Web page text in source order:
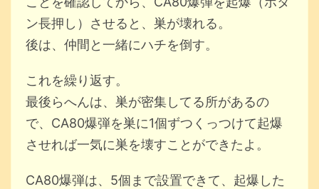
ン長押し）させると、巣が壊れる。
後は、仲間と一緒にハチを倒す。
これを繰り返す。
最後らへんは、巣が密集してる所があるの
で、CA80爆弾を巣に1個ずつくっつけて起爆
させれば一気に巣を壊すことができたよ。
CA80爆弾は、5個まで設置できて、起爆した